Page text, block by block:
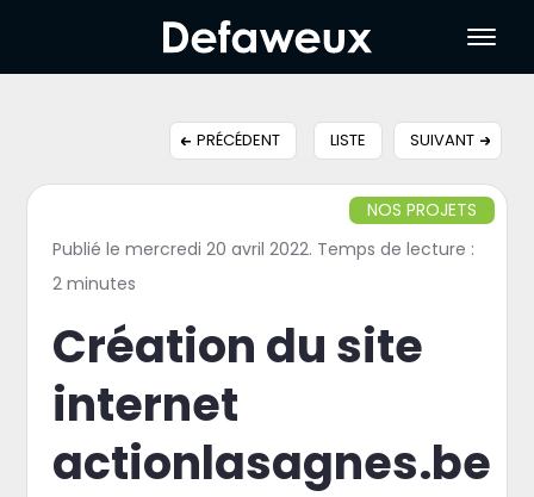
PRÉCÉDENT LISTE SUIVANT
NOS PROJETS
Publié le mercredi 20 avril 2022. Temps de lecture :
2 minutes
Création du site
internet
actionlasagnes.be